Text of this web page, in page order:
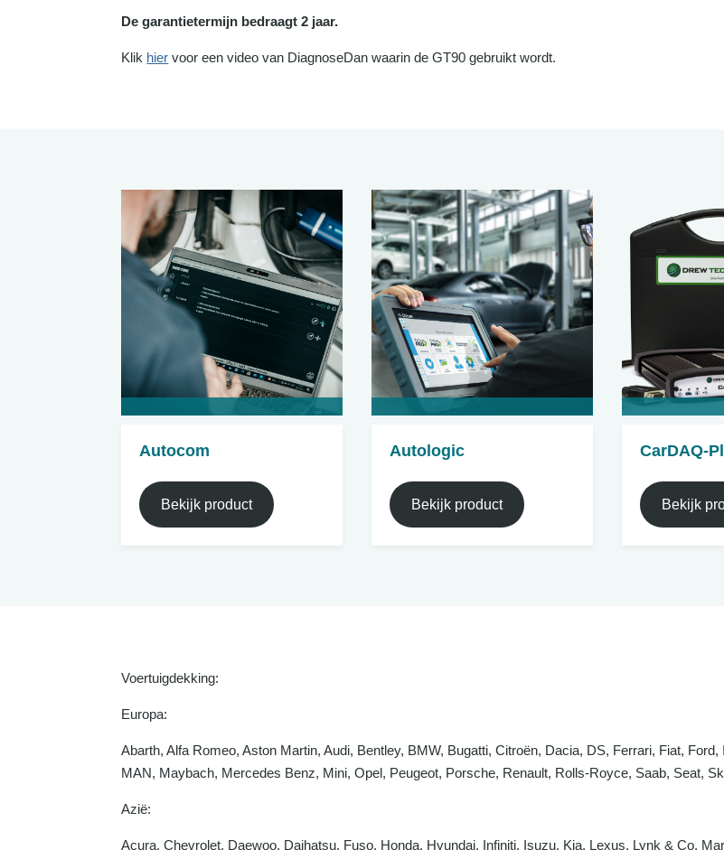
De garantietermijn bedraagt 2 jaar.
Klik hier voor een video van DiagnoseDan waarin de GT90 gebruikt wordt.
Autocom
Bekijk product
Autologic
Bekijk product
CarDAQ-
Bekijk
Voertuigdekking:
Europa:
Abarth, Alfa Romeo, Aston Martin, Audi, Bentley, BMW, Bugatti, Citroën, Dacia, DS, Ferrari, Fiat,
MAN, Maybach, Mercedes Benz, Mini, Opel, Peugeot, Porsche, Renault, Rolls-Royce, Saab, Seat,
Azië:
Acura, Chevrolet, Daewoo, Daihatsu, Fuso, Honda, Hyundai, Infiniti, Isuzu, Kia, Lexus, Lynk & Co,